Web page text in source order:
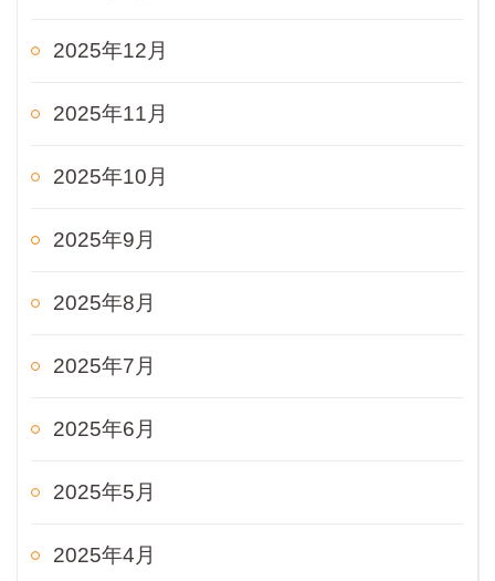
2025年12月
2025年11月
2025年10月
2025年9月
2025年8月
2025年7月
2025年6月
2025年5月
2025年4月